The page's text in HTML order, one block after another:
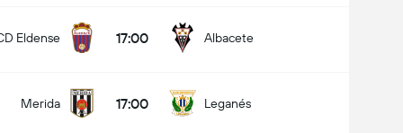
Albacete
17:00
Eldense
Leganés
17:00
Merida